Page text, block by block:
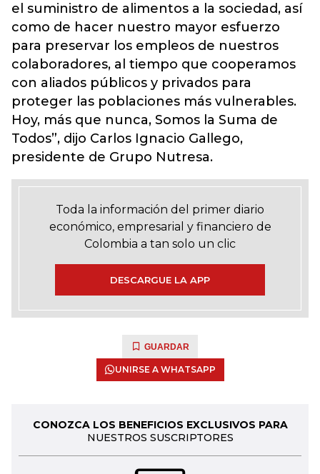
el suministro de alimentos a la sociedad, así
como de hacer nuestro mayor esfuerzo
para preservar los empleos de nuestros
colaboradores, al tiempo que cooperamos
con aliados públicos y privados para
proteger las poblaciones más vulnerables.
Hoy, más que nunca, Somos la Suma de
Todos”, dijo Carlos Ignacio Gallego,
presidente de Grupo Nutresa.
Toda la información del primer diario
económico, empresarial y financiero de
Colombia a tan solo un clic
DESCARGUE LA APP
GUARDAR
UNIRSE A WHATSAPP
CONOZCA LOS BENEFICIOS EXCLUSIVOS PARA
NUESTROS SUSCRIPTORES